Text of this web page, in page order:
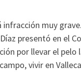
muy
presentó en el
por llevar el
vivir en